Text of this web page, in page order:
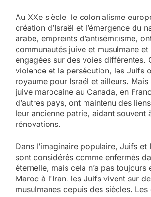
Au XXe siècle, le colonialisme
création d’Israël et l’émergence du
arabe, empreints d’antisémitisme,
communautés juive et musulmane et
engagées sur des voies différentes.
violence et la persécution, les Juifs
royaume pour Israël et ailleurs. Mais
juive marocaine au Canada, en
d’autres pays, ont maintenu des
leur ancienne patrie, aidant souvent
rénovations.
Dans l’imaginaire populaire, Juifs et
sont considérés comme enfermés
éternelle, mais cela n’a pas toujours
Maroc à l'Iran, les Juifs vivent sur
musulmanes depuis des siècles. Les